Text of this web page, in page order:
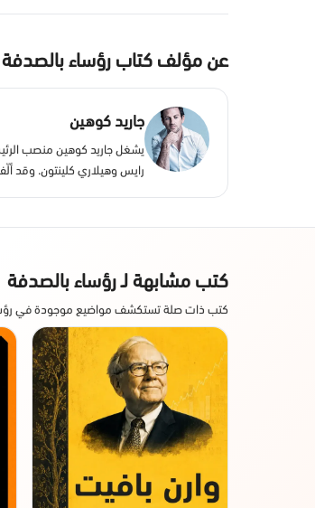
عن مؤلف كتاب رؤساء بالصدفة
جاريد كوهين
يشغل جاريد كوهين منصب
رايس وهيلاري كلينتون. وقد
كتب مشابهة لـ رؤساء بالصدفة
كتب ذات صلة تستكشف مواضيع موجودة في